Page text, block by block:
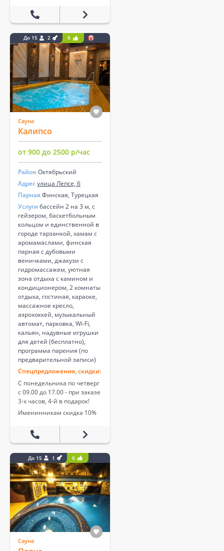
До 15 2 8
Сауна
Калипсо
от 900 до 2500 р/час
Район Октябрьский
Адресулица Лепсе, 6
Парная Финская, Турецкая
Услуги бассейн 2 на 3 м, с
гейзером, баскетбольным
кольцом и единственной в
городе тарзанкой, хамам с
аромамаслами, финская
парная с дубовыми
веничками, джакузи с
гидромассажем, уютная
зона отдыха с камином и
кондиционером, 2 комнаты
отдыха, гостиная, караоке,
массажное кресло,
аэрохоккей, музыкальный
автомат, парковка, Wi-Fi,
кальян, надувные игрушки
для детей (бесплатно),
программа парения (по
предварительной записи)
Спецпредложения, скидки:
С понедельника по четверг
с 09.00 до 17.00 - при заказе
3-х часов, 4-й в подарок!
Именинникам скидка 10%
До 15 1 0
Сауна